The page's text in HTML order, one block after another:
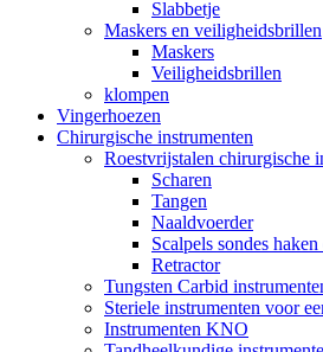
Slabbetje
Maskers en veiligheidsbrillen
Maskers
Veiligheidsbrillen
klompen
Vingerhoezen
Chirurgische instrumenten
Roestvrijstalen chirurgische
Scharen
Tangen
Naaldvoerder
Scalpels sondes
Retractor
Tungsten Carbid
Steriele instrumenten voor
Instrumenten KNO